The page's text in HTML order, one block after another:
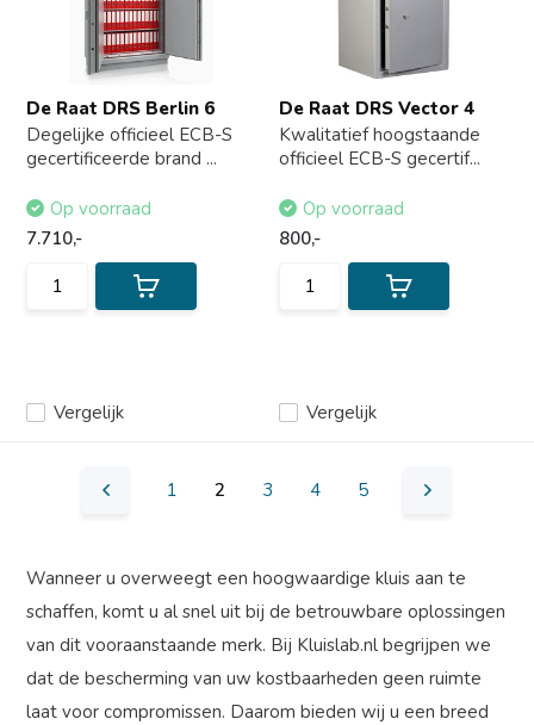
De Raat DRS Berlin 6
Degelijke officieel ECB-S
gecertificeerde brand ...
Vergelijk
Op voorraad
7.710,-
De Raat DRS Vector 4
Kwalitatief hoogstaande
officieel ECB-S gecertif...
Vergelijk
Op voorraad
800,-
1 2 3 4 5
Wanneer u overweegt een hoogwaardige kluis aan te
schaffen, komt u al snel uit bij de betrouwbare oplossingen
van dit vooraanstaande merk. Bij Kluislab.nl begrijpen we
dat de bescherming van uw kostbaarheden geen ruimte
laat voor compromissen. Daarom bieden wij u een breed